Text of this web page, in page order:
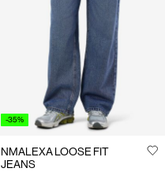
-35%
NMALEXA LOOSE FIT
JEANS